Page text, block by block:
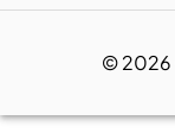
©2026